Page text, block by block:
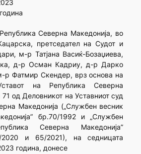
Северна Македонија, во
претседател на Судот и
м-р Татјана Васиќ-Бозаџиева,
д-р Осман Кадриу, д-р Дарко
р Фатмир Скендер, врз основа на
на Република Северна
од Деловникот на Уставниот суд
Македонија („Службен весник
бр.70/1992 и „Службен
Северна Македонија”
2020 и 65/2021), на седницата
година, донесе